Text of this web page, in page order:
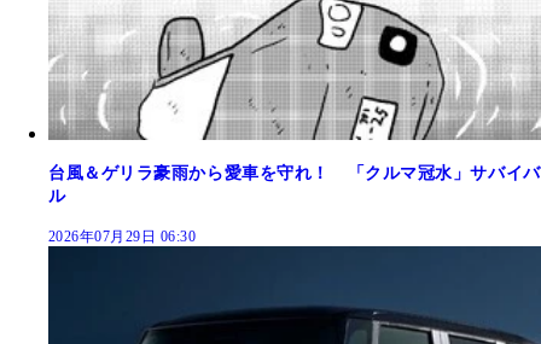
台風＆ゲリラ豪雨から愛車を守れ！ 「クルマ冠水」サバイバ
ル
2026年07月29日 06:30